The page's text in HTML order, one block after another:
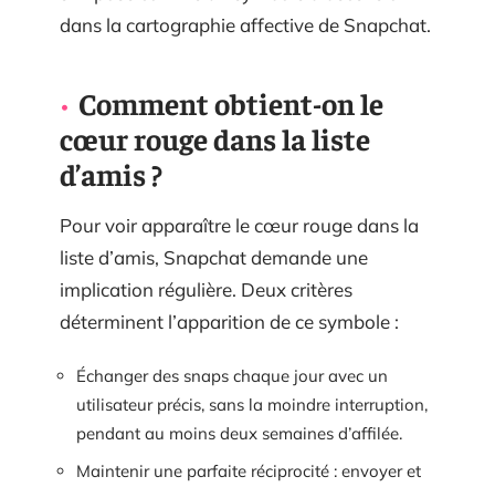
dans la cartographie affective de Snapchat.
Comment obtient-on le
cœur rouge dans la liste
d’amis ?
Pour voir apparaître le cœur rouge dans la
liste d’amis, Snapchat demande une
implication régulière. Deux critères
déterminent l’apparition de ce symbole :
Échanger des snaps chaque jour avec un
utilisateur précis, sans la moindre interruption,
pendant au moins deux semaines d’affilée.
Maintenir une parfaite réciprocité : envoyer et